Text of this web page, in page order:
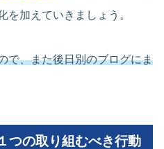
を加えていきましょう。
で、また後日別のブログにま
つの取り組むべき行動